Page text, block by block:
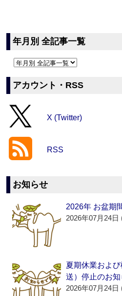
年月別 全記事一覧
アカウント・RSS
X (Twitter)
RSS
お知らせ
2026年 お盆期
2026年07月24日
夏期休業およ
送）停止のお
2026年07月24日